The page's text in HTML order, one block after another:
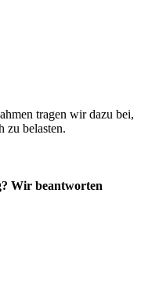
tragen wir dazu bei,
zu belasten.
Wir beantworten